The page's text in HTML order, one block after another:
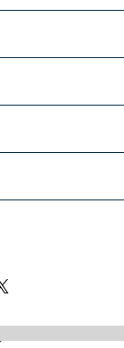
surface) feature),